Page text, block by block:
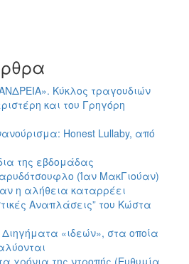
Κύκλος τραγουδιών
και του Γρηγόρη
Honest Lullaby, από
της εβδομάδας
(Ίαν ΜακΓιούαν)
η αλήθεια καταρρέει
Αναπλάσεις” του Κώστα
«ιδεών», στα οποία
χρόνια της ντροπής (Ευθυμία